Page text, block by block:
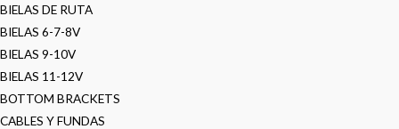
BIELAS DE RUTA
BIELAS 6-7-8V
BIELAS 9-10V
BIELAS 11-12V
BOTTOM BRACKETS
CABLES Y FUNDAS